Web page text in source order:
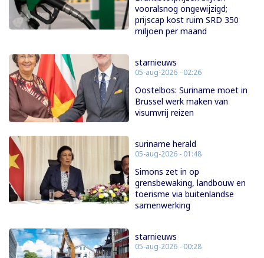
vooralsnog ongewijzigd;
prijscap kost ruim SRD 350
miljoen per maand
starnieuws
05-aug-2026 - 02:26
Oostelbos: Suriname moet in
Brussel werk maken van
visumvrij reizen
suriname herald
05-aug-2026 - 01:48
Simons zet in op
grensbewaking, landbouw en
toerisme via buitenlandse
samenwerking
starnieuws
05-aug-2026 - 00:28